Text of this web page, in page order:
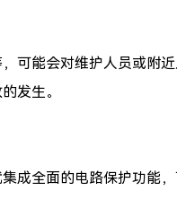
可能会对维护人员或附
发生。
成全面的电路保护功能